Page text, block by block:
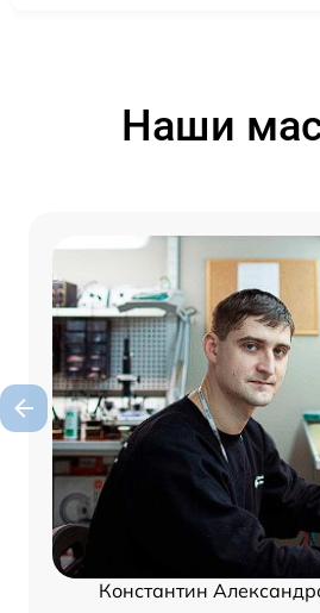
Наши
Константин